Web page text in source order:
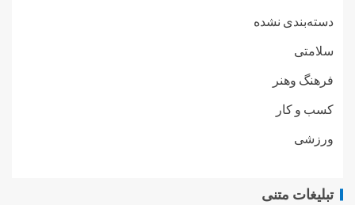
دسته‌بندی نشده
سلامتی
فرهنگ وهنر
کسب و کار
ورزشی
تبلیغات متنی